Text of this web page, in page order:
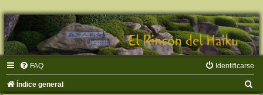
FAQ Identificarse
Índice general